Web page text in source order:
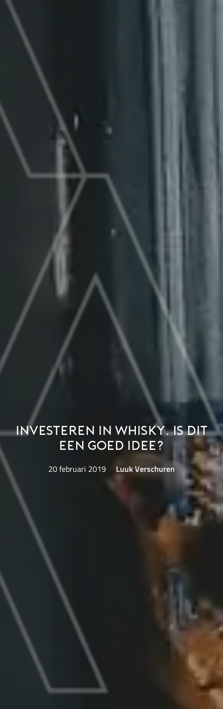
Investeren in whisky. Is dit
een goed idee?
20 februari 2019 Luuk Verschuren